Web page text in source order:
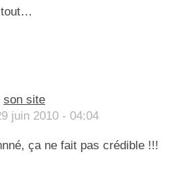
tout…
son site
juin 2010 - 04:04
ça ne fait pas crédible !!!